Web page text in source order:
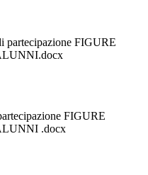
partecipazione FIGURE
FIGURE
.docx